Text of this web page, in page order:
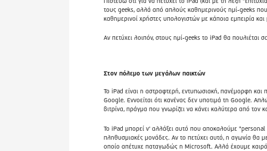
τους geeks, αλλά από απλούς καθημερινούς ημί-geeks
καθημερινοί χρήστες υπολογιστών με κάποια εμπειρία
Αν πετύχει λοιπόν, στους ημί-geeks το iPad θα
Στον πόλεμο των μεγάλων παικτών
Το iPad είναι η αστραφτερή, εντυπωσιακή, πανέμορφη
Google. Εννοείται ότι κανένας δεν υποτιμά τη Google.
βιτρίνα, πράγμα που γνωρίζει να κάνει καλύτερα από τον
Το iPad μπορεί ν' αλλάξει αυτό που αποκαλούμε
πληθυσμιακές μονάδες. Αν το πετύχει αυτό, η αγωνία θα
οποίο απέτυχε παταγωδώς η Microsoft. Αλλά έχουμε